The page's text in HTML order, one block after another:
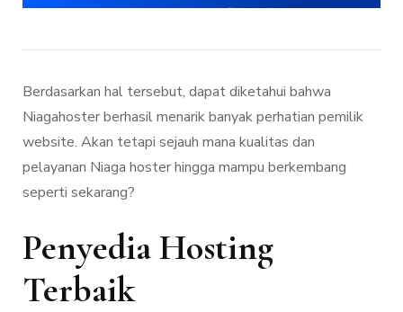
Berdasarkan hal tersebut, dapat diketahui bahwa
Niagahoster berhasil menarik banyak perhatian pemilik
website. Akan tetapi sejauh mana kualitas dan
pelayanan Niaga hoster hingga mampu berkembang
seperti sekarang?
Penyedia Hosting
Terbaik